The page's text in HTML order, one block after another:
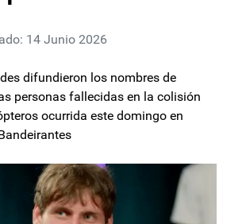
14 Junio 2026
difundieron los nombres de
personas fallecidas en la colisión
ocurrida este domingo en